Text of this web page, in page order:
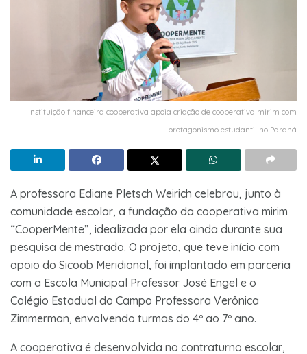
Instituição financeira cooperativa apoia criação de cooperativa mirim com
protagonismo estudantil no Paraná
A professora Ediane Pletsch Weirich celebrou, junto à
comunidade escolar, a fundação da cooperativa mirim
“CooperMente”, idealizada por ela ainda durante sua
pesquisa de mestrado. O projeto, que teve início com
apoio do Sicoob Meridional, foi implantado em parceria
com a Escola Municipal Professor José Engel e o
Colégio Estadual do Campo Professora Verônica
Zimmerman, envolvendo turmas do 4º ao 7º ano.
A cooperativa é desenvolvida no contraturno escolar,